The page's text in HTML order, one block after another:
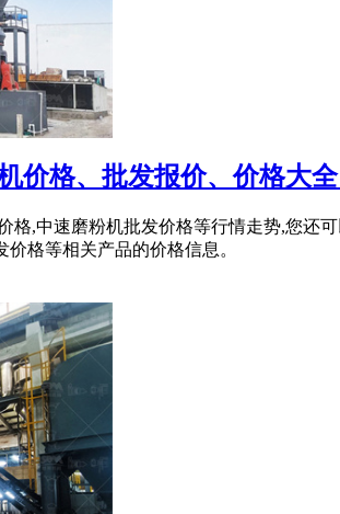
价格、批发报价、价格大全
格,中速磨粉机批发价格等行情走势,您还
格等相关产品的价格信息。